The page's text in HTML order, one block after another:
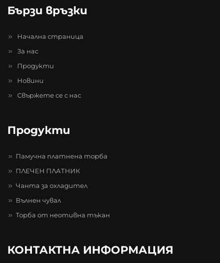
Бързи връзки
Начална страница
За нас
Продукти
Новини
Свържете се с нас
Продукти
Памучна платнена торба
ПЛЕЧЕН ПЛАТНИК
Чанта за охладител
Вълнен чувал
Торба от неотивна тъкан
КОНТАКТНА ИНФОРМАЦИЯ